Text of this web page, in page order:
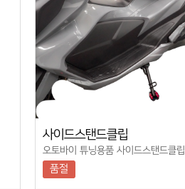
사이드스탠드클립
오토바이 튜닝용품 사이드스탠드클립
품절